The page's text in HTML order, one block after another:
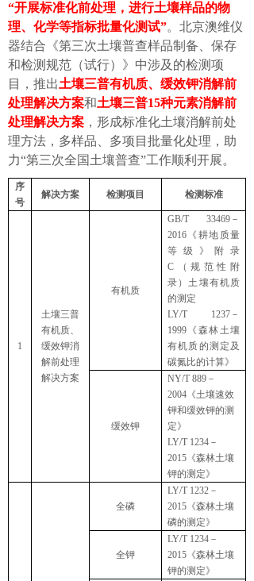
“开展标准化前处理，进行土壤样品的物
理、化学等指标批量化测试”。北京澳维仪
器结合《第三次土壤普查样品制备、保存
和检测规范（试行）》中涉及的检测项
目，推出土壤三普有机质、缓效钾消解前
处理解决方案和土壤三普15种元素消解前
处理解决方案 ，形成标准化土壤消解前处
理方法，多样品、多项目批量化处理，助
力“第三次全国土壤普查”工作顺利开展。
序
号
解决方案 检测项目 检测标准
1
土壤三普
有机质、
缓效钾消
解前处理
解决方案
有机质
GB/T 33469 －
2016 《耕地质量
等级》附录
C （规范性附
录）土壤有机质
的测定
LY/T 1237 －
1999 《森林土壤
有机质的测定及
碳氮比的计算》
缓效钾
NY/T 889 －
2004 《土壤速效
钾和缓效钾的测
定》
LY/T 1234 －
2015 《森林土壤
钾的测定》
全磷
LY/T 1232 －
2015 《森林土壤
磷的测定》
全钾
LY/T 1234 －
2015 《森林土壤
钾的测定》